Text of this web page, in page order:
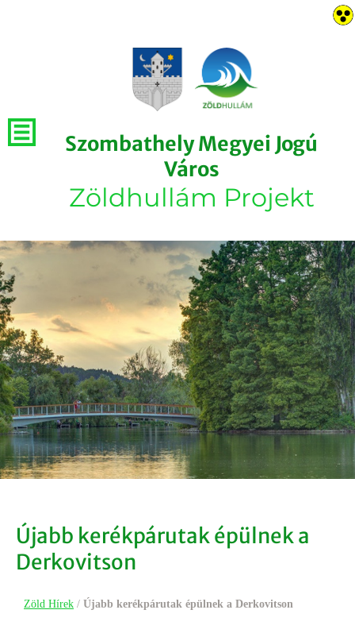
Szombathely Megyei Jogú
Város
Zöldhullám Projekt
Újabb kerékpárutak épülnek a
Derkovitson
Zöld Hírek / Újabb kerékpárutak épülnek a Derkovitson